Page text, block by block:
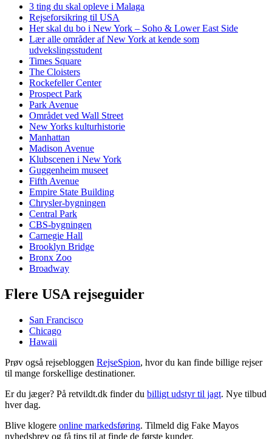
3 ting du skal opleve i Malaga
Rejseforsikring til USA
Her skal du bo i New York – Soho & Lower East Side
Lær alle områder af New York at kende som
udvekslingsstudent
Times Square
The Cloisters
Rockefeller Center
Prospect Park
Park Avenue
Området ved Wall Street
New Yorks kulturhistorie
Manhattan
Madison Avenue
Klubscenen i New York
Guggenheim museet
Fifth Avenue
Empire State Building
Chrysler-bygningen
Central Park
CBS-bygningen
Carnegie Hall
Brooklyn Bridge
Bronx Zoo
Broadway
Flere USA rejseguider
San Francisco
Chicago
Hawaii
Prøv også rejsebloggen RejseSpion, hvor du kan finde billige rejser
til mange forskellige destinationer.
Er du jæger? På retvildt.dk finder du billigt udstyr til jagt. Nye tilbud
hver dag.
Blive klogere online markedsføring. Tilmeld dig Fake Mayos
nyhedsbrev og få tips til at finde de første kunder.